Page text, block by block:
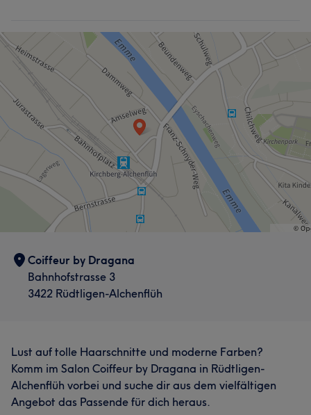
Coiffeur by Dragana
Bahnhofstrasse 3
3422 Rüdtligen-Alchenflüh
Lust auf tolle Haarschnitte und moderne Farben?
Komm im Salon Coiffeur by Dragana in Rüdtligen-
Alchenflüh vorbei und suche dir aus dem vielfältigen
Angebot das Passende für dich heraus.